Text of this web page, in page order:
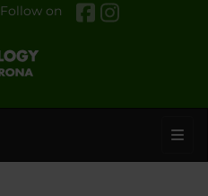
Follow on